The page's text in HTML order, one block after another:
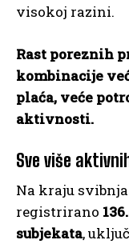
visokoj razini.
Rast poreznih
kombinacije
plaća, veće
aktivnosti.
Sve više
Na kraju
registrirano
subjekata,